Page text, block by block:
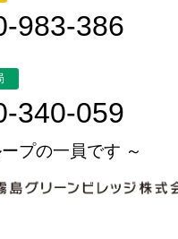
983-386
340-059
プの一員です ～